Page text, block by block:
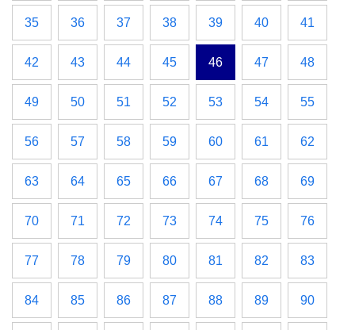
35 36 37 38 39 40 41
42 43 44 45 46 47 48
49 50 51 52 53 54 55
56 57 58 59 60 61 62
63 64 65 66 67 68 69
70 71 72 73 74 75 76
77 78 79 80 81 82 83
84 85 86 87 88 89 90